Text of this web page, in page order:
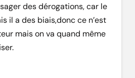
des dérogations, car le
il a des biais,donc ce n’est
mais on va quand même